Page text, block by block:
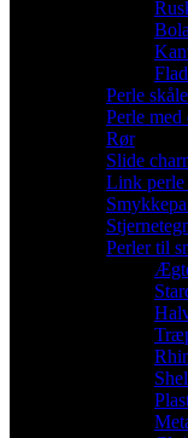
Perle
Perle med
Rør
Slide
Link perle
Perler til